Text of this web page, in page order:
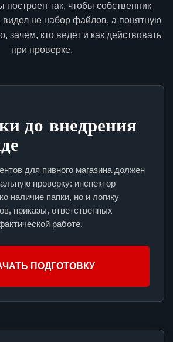
построен так, чтобы собственник
видел не набор файлов, а понятную
зачем, кто ведет и как действовать
при проверке.
до внедрения
для пивного магазина должен
проверку: инспектор
наличие папки, но и логику
приказы, ответственных
работе.
ПОДГОТОВКУ